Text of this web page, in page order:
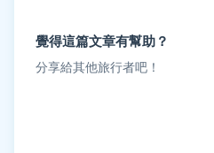
覺得這篇文章有幫助？
分享給其他旅行者吧！